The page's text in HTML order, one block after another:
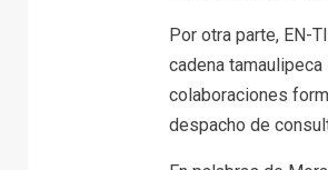
Por otra parte, EN-
cadena
colaboraciones
despacho de